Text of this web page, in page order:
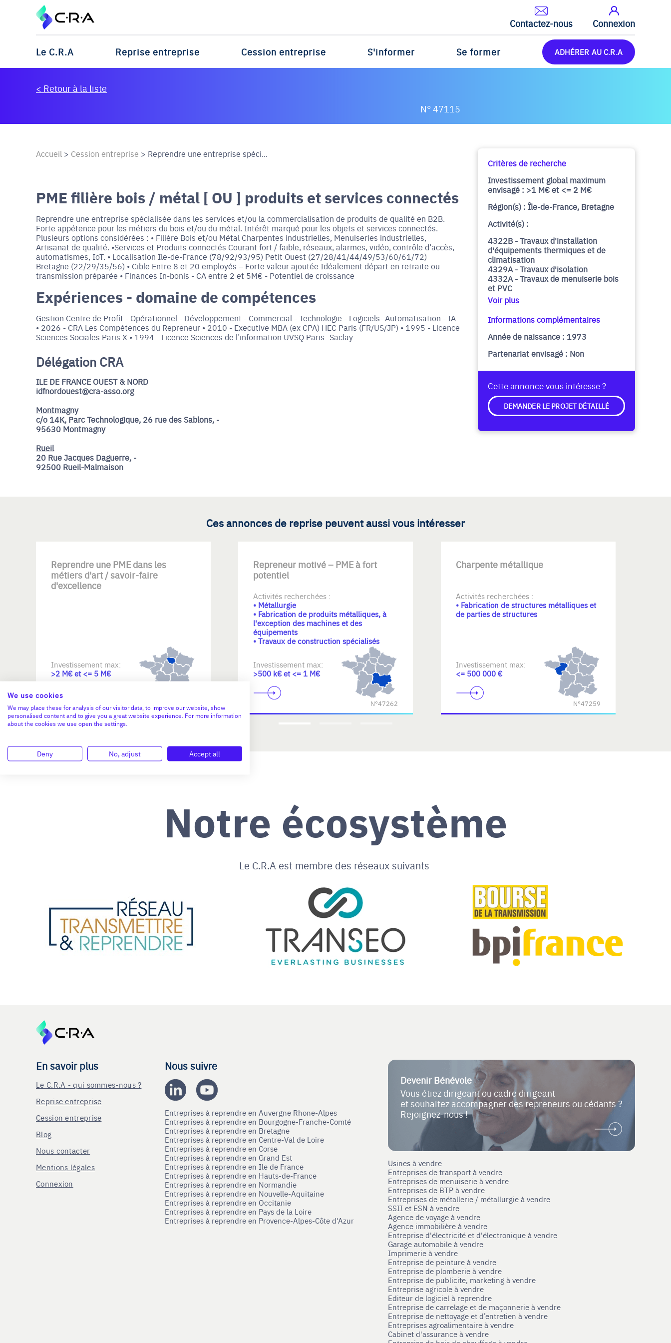
Contactez-nous Connexion
Le C.R.A Reprise entreprise Cession entreprise S'informer Se former ADHÉRER AU C.R.A
< Retour à la liste
N° 47115
Accueil > Cession entreprise > Reprendre une entreprise spéci...
PME filière bois / métal [ OU ] produits et services connectés
Reprendre une entreprise spécialisée dans les services et/ou la commercialisation de produits de qualité en B2B.
Forte appétence pour les métiers du bois et/ou du métal. Intérêt marqué pour les objets et services connectés.
Plusieurs options considérées : • Filière Bois et/ou Métal Charpentes industrielles, Menuiseries industrielles,
Artisanat de qualité. •Services et Produits connectés Courant fort / faible, réseaux, alarmes, vidéo, contrôle d’accès,
automatismes, IoT. • Localisation Ile-de-France (78/92/93/95) Petit Ouest (27/28/41/44/49/53/60/61/72)
Bretagne (22/29/35/56) • Cible Entre 8 et 20 employés – Forte valeur ajoutée Idéalement départ en retraite ou
transmission préparée • Finances In-bonis - CA entre 2 et 5M€ - Potentiel de croissance
Expériences - domaine de compétences
Gestion Centre de Profit - Opérationnel - Développement - Commercial - Technologie - Logiciels- Automatisation - IA
• 2026 - CRA Les Compétences du Repreneur • 2010 - Executive MBA (ex CPA) HEC Paris (FR/US/JP) • 1995 - Licence
Sciences Sociales Paris X • 1994 - Licence Sciences de l’information UVSQ Paris -Saclay
Critères de recherche
Investissement global maximum
envisagé : >1 M€ et <= 2 M€
Région(s) : Île-de-France, Bretagne
Activité(s) :
4322B - Travaux d'installation
d'équipements thermiques et de
climatisation
4329A - Travaux d'isolation
4332A - Travaux de menuiserie bois
et PVC
Voir plus
Informations complémentaires
Année de naissance : 1973
Partenariat envisagé : Non
Cette annonce vous intéresse ?
DEMANDER LE PROJET DÉTAILLÉ
Délégation CRA
ILE DE FRANCE OUEST & NORD
idfnordouest@cra-asso.org
Montmagny
c/o 14K, Parc Technologique, 26 rue des Sablons, -
95630 Montmagny
Rueil
20 Rue Jacques Daguerre, -
92500 Rueil-Malmaison
Ces annonces de reprise peuvent aussi vous intéresser
Reprendre une PME dans les
métiers d'art / savoir-faire
d'excellence
Investissement max:
>2 M€ et <= 5 M€
Repreneur motivé – PME à fort
potentiel
Activités recherchées :
• Métallurgie
• Fabrication de produits métalliques, à
l'exception des machines et des
équipements
• Travaux de construction spécialisés
Investissement max:
>500 k€ et <= 1 M€
N°47262
Charpente métallique
Activités recherchées :
• Fabrication de structures métalliques et
de parties de structures
Investissement max:
<= 500 000 €
N°47259
Notre écosystème
Le C.R.A est membre des réseaux suivants
En savoir plus
Le C.R.A - qui sommes-nous ?
Reprise entreprise
Cession entreprise
Blog
Nous contacter
Mentions légales
Connexion
Nous suivre
Entreprises à reprendre en Auvergne Rhone-Alpes
Entreprises à reprendre en Bourgogne-Franche-Comté
Entreprises à reprendre en Bretagne
Entreprises à reprendre en Centre-Val de Loire
Entreprises à reprendre en Corse
Entreprises à reprendre en Grand Est
Entreprises à reprendre en Ile de France
Entreprises à reprendre en Hauts-de-France
Entreprises à reprendre en Normandie
Entreprises à reprendre en Nouvelle-Aquitaine
Entreprises à reprendre en Occitanie
Entreprises à reprendre en Pays de la Loire
Entreprises à reprendre en Provence-Alpes-Côte d'Azur
Devenir Bénévole
Vous étiez dirigeant ou cadre dirigeant
et souhaitez accompagner des repreneurs ou cédants ?
Rejoignez-nous !
Usines à vendre
Entreprises de transport à vendre
Entreprises de menuiserie à vendre
Entreprises de BTP à vendre
Entreprises de métallerie / métallurgie à vendre
SSII et ESN à vendre
Agence de voyage à vendre
Agence immobilière à vendre
Entreprise d'électricité et d'électronique à vendre
Garage automobile à vendre
Imprimerie à vendre
Entreprise de peinture à vendre
Entreprise de plomberie à vendre
Entreprise de publicite, marketing à vendre
Entreprise agricole à vendre
Editeur de logiciel à reprendre
Entreprise de carrelage et de maçonnerie à vendre
Entreprise de nettoyage et d’entretien à vendre
Entreprises agroalimentaire à vendre
Cabinet d'assurance à vendre
We use cookies
We may place these for analysis of our visitor data, to improve our website, show
personalised content and to give you a great website experience. For more information
about the cookies we use open the settings.
Deny No, adjust Accept all